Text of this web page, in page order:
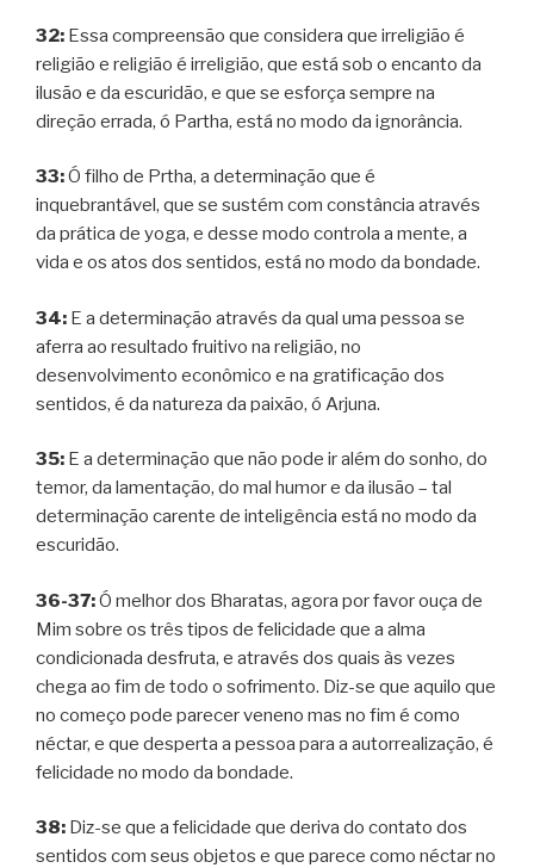
32: Essa compreensão que considera que irreligião é
religião e religião é irreligião, que está sob o encanto da
ilusão e da escuridão, e que se esforça sempre na
direção errada, ó Partha, está no modo da ignorância.
33:Ó filho de Prtha, a determinação que é
inquebrantável, que se sustém com constância através
da prática de yoga, e desse modo controla a mente, a
vida e os atos dos sentidos, está no modo da bondade.
34: E a determinação através da qual uma pessoa se
aferra ao resultado fruitivo na religião, no
desenvolvimento econômico e na gratificação dos
sentidos, é da natureza da paixão, ó Arjuna.
35: E a determinação que não pode ir além do sonho, do
temor, da lamentação, do mal humor e da ilusão – tal
determinação carente de inteligência está no modo da
escuridão.
36-37:Ó melhor dos Bharatas, agora por favor ouça de
Mim sobre os três tipos de felicidade que a alma
condicionada desfruta, e através dos quais às vezes
chega ao fim de todo o sofrimento. Diz-se que aquilo que
no começo pode parecer veneno mas no fim é como
néctar, e que desperta a pessoa para a autorrealização, é
felicidade no modo da bondade.
38: Diz-se que a felicidade que deriva do contato dos
sentidos com seus objetos e que parece como néctar no